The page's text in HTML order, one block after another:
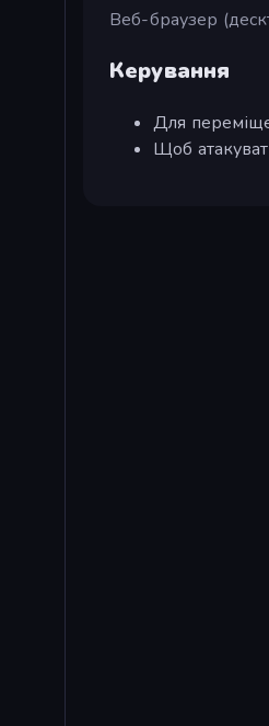
Веб-браузер
Керування
Для
Щоб